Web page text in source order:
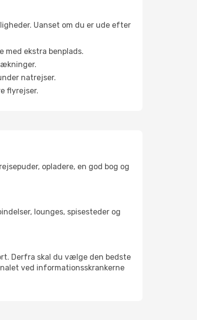
Uanset om du er ude efter
ekstra benplads.
natrejser.
flyrejser.
opladere, en god bog og
lounges, spisesteder og
Derfra skal du vælge den bedste
ved informationsskrankerne